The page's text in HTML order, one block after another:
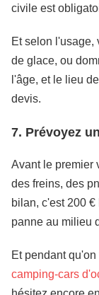
civile est
Et selon l'usage,
de glace, ou
l'âge, et le lieu
devis.
7. Prévoyez
Avant le premier
des freins, des
bilan, c'est 200
panne au milieu
Et pendant qu'on
camping-cars